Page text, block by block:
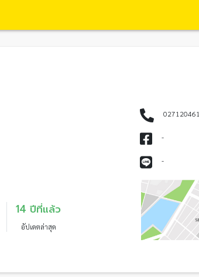
14 ปีที่แล้ว
อัปเดตล่าสุด
027120461
-
-